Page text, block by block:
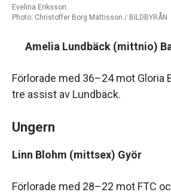
Evelina Eriksson.
Photo: Christoffer Borg Mattisson / BILDBYRÅN
Amelia Lundbäck (mittnio)
Förlorade med 36–24 mot Gloria
tre assist av Lundbäck.
Ungern
Linn Blohm (mittsex) Györ
Förlorade med 28–22 mot FTC